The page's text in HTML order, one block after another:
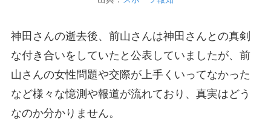
神田さんの逝去後、前山さんは神田さんとの真剣
な付き合いをしていたと公表していましたが、前
山さんの女性問題や交際が上手くいってなかった
など様々な憶測や報道が流れており、真実はどう
なのか分かりません。